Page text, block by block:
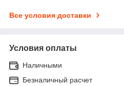
Все условия доставки
Условия оплаты
Наличными
Безналичный расчет